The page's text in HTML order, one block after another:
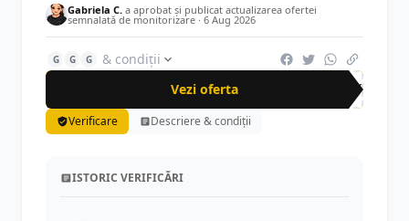
Gabriela C. a aprobat și publicat actualizarea ofertei
semnalată de monitorizare · 6 Aug 2026
G G G
& condiții
Vezi oferta
-80%
Verificare Descriere & condiții
ISTORIC VERIFICĂRI